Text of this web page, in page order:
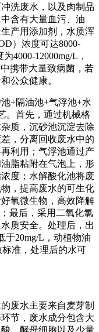
洗废水，以及肉制品
含有大量血污、油
产用添加剂，水质浑
）浓度可达8000-
4000-12000mg/L，
携带大量致病菌，若
公众健康。
+隔油池+气浮池+水
。首先，通过机械格
质，沉砂池沉淀去除
，分离回收废水中的
利用；气浮池通过产
脂粘附在气泡上，形
度；水解酸化池将废
，提高废水的可生化
氧微生物，高效降解
最后，采用二氧化氯
质安全。处理后，出
于20mg/L，动植物油
准，处理后的水可
废水主要来自麦芽制
节，废水成分包含大
、酵母细胞以及少量